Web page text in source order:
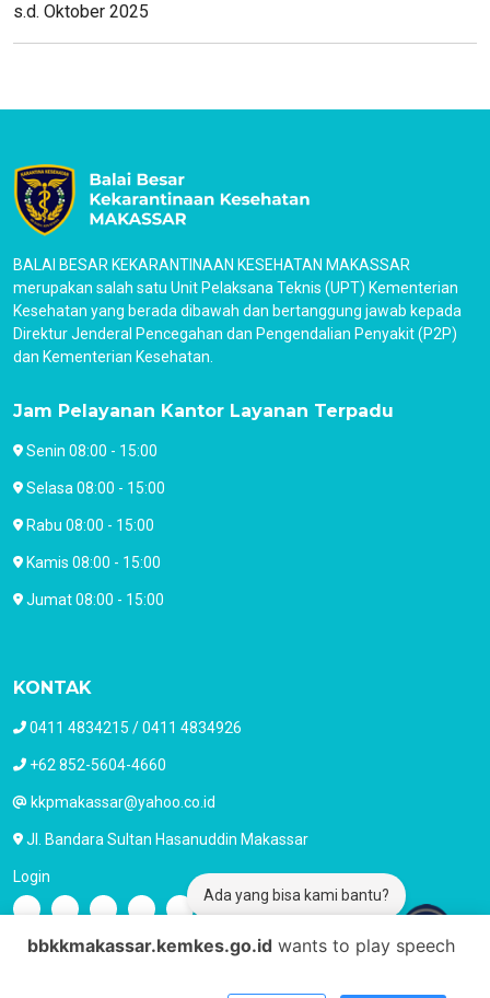
s.d. Oktober 2025
Ada yang bisa kami bantu?
BALAI BESAR KEKARANTINAAN KESEHATAN MAKASSAR
merupakan salah satu Unit Pelaksana Teknis (UPT) Kementerian
Kesehatan yang berada dibawah dan bertanggung jawab kepada
Direktur Jenderal Pencegahan dan Pengendalian Penyakit (P2P)
dan Kementerian Kesehatan.
Jam Pelayanan Kantor Layanan Terpadu
Senin 08:00 - 15:00
Selasa 08:00 - 15:00
Rabu 08:00 - 15:00
Kamis 08:00 - 15:00
Jumat 08:00 - 15:00
KONTAK
0411 4834215 / 0411 4834926
+62 852-5604-4660
kkpmakassar@yahoo.co.id
Jl. Bandara Sultan Hasanuddin Makassar
Login
bbkkmakassar.kemkes.go.id wants to play speech